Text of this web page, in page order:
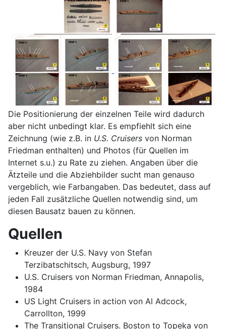
Die Positionierung der einzelnen Teile wird dadurch
aber nicht unbedingt klar. Es empfiehlt sich eine
Zeichnung (wie z.B. in U.S. Cruisers von Norman
Friedman enthalten) und Photos (für Quellen im
Internet s.u.) zu Rate zu ziehen. Angaben über die
Ätzteile und die Abziehbilder sucht man genauso
vergeblich, wie Farbangaben. Das bedeutet, dass auf
jeden Fall zusätzliche Quellen notwendig sind, um
diesen Bausatz bauen zu können.
Quellen
Kreuzer der U.S. Navy von Stefan
Terzibatschitsch, Augsburg, 1997
U.S. Cruisers von Norman Friedman, Annapolis,
1984
US Light Cruisers in action von Al Adcock,
Carrollton, 1999
The Transitional Cruisers. Boston to Topeka von